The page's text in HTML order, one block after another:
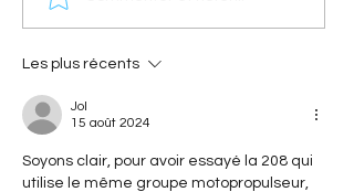
Citroën africaine
Les plus récents
Jol
15 août 2024
Soyons clair, pour avoir essayé la 208 qui
utilise le même groupe motopropulseur,